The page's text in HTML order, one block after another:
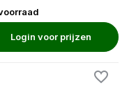
Login voor prijzen